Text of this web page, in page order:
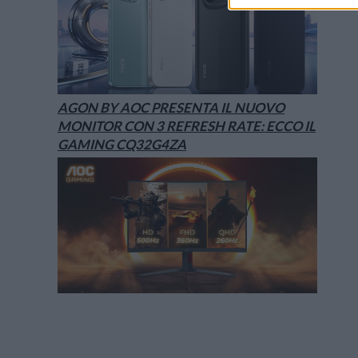
AGON BY AOC PRESENTA IL NUOVO
MONITOR CON 3 REFRESH RATE: ECCO IL
GAMING CQ32G4ZA